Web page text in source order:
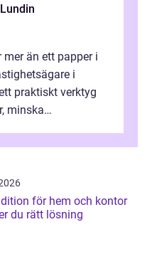
mer än ett papper i
i
praktiskt verktyg
minska
för hem och kontor
du rätt lösning